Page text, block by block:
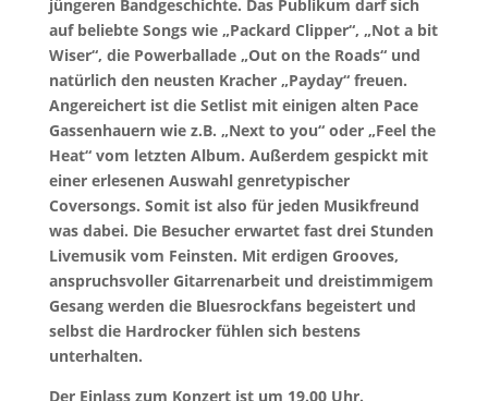
jüngeren Bandgeschichte. Das Publikum darf sich
auf beliebte Songs wie „Packard Clipper“, „Not a bit
Wiser“, die Powerballade „Out on the Roads“ und
natürlich den neusten Kracher „Payday“ freuen.
Angereichert ist die Setlist mit einigen alten Pace
Gassenhauern wie z.B. „Next to you“ oder „Feel the
Heat“ vom letzten Album. Außerdem gespickt mit
einer erlesenen Auswahl genretypischer
Coversongs. Somit ist also für jeden Musikfreund
was dabei. Die Besucher erwartet fast drei Stunden
Livemusik vom Feinsten. Mit erdigen Grooves,
anspruchsvoller Gitarrenarbeit und dreistimmigem
Gesang werden die Bluesrockfans begeistert und
selbst die Hardrocker fühlen sich bestens
unterhalten.
Der Einlass zum Konzert ist um 19.00 Uhr.